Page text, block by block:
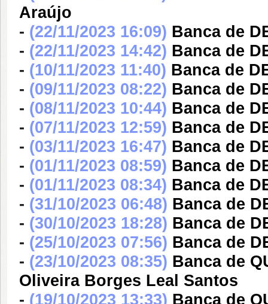
Araújo
- (22/11/2023 16:09) Banca de
- (22/11/2023 14:42) Banca de
- (10/11/2023 11:40) Banca de
- (09/11/2023 08:22) Banca de
- (08/11/2023 10:44) Banca de
- (07/11/2023 12:59) Banca de
- (03/11/2023 16:47) Banca de
- (01/11/2023 08:59) Banca de
- (01/11/2023 08:34) Banca de
- (31/10/2023 06:48) Banca de
- (30/10/2023 18:28) Banca de
- (25/10/2023 07:56) Banca de
- (23/10/2023 08:35) Banca de
Oliveira Borges Leal Santos
- (19/10/2023 13:33) Banca de